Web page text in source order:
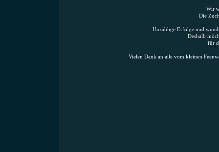
Wir
Die
Unzählige Erfolge und
Deshalb
für
Vielen Dank an alle vom kleinen